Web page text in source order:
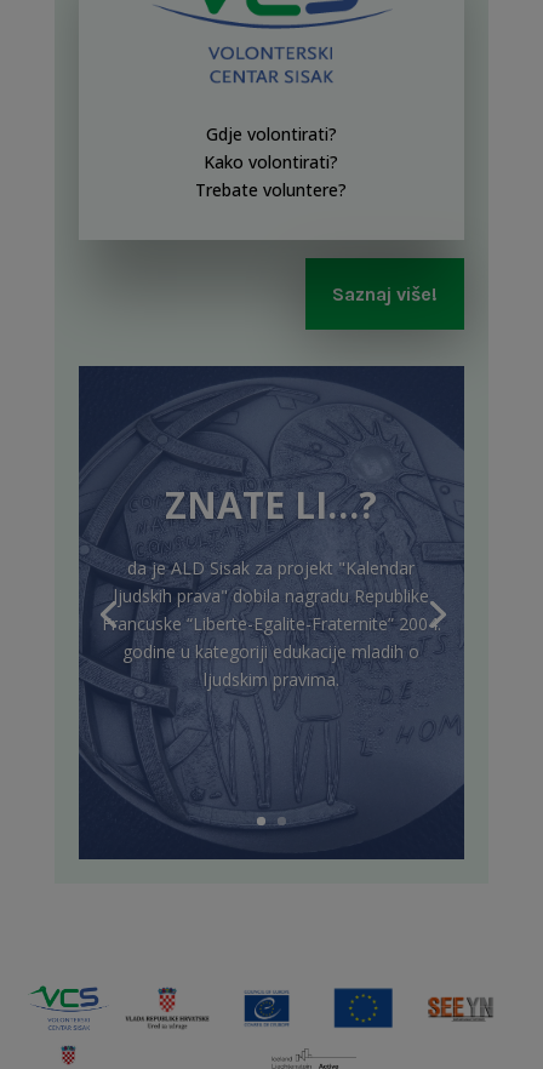
Gdje volontirati?
Kako volontirati?
Trebate voluntere?
Saznaj više!
ZNATE LI…?
da je ALD Sisak za projekt "Kalendar
ljudskih prava" dobila nagradu Republike
Francuske “Liberte-Egalite-Fraternite” 2004.
godine u kategoriji edukacije mladih o
ljudskim pravima.